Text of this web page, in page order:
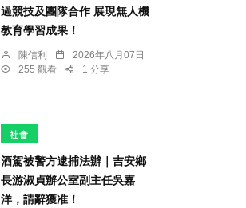
過競技及團隊合作 展現無人機
教育學習成果！
陳信利
2026年八月07日
255 觀看
1 分享
社會
酒駕被警方逮捕法辦｜吉安鄉
長游淑貞辦公室副主任吳嘉
洋，請辭獲准！